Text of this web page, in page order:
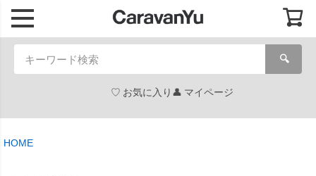
🔍
お気に入り マイページ
HOME